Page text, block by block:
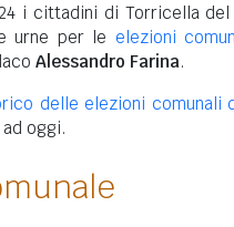
i cittadini di Torricella del
urne per le elezioni
Alessandro Farina.
delle elezioni comunali
ad oggi.